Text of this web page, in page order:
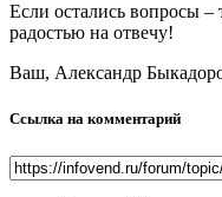
Если остались вопросы
радостью на отвечу!
Ваш, Александр
Ссылка на комментарий